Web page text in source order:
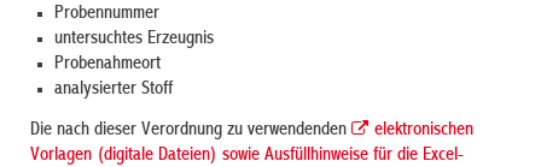
Probennummer
untersuchtes Erzeugnis
Probenahmeort
analysierter Stoff
Die nach dieser Verordnung zu verwendenden
elektronischen
Vorlagen (digitale Dateien) sowie Ausfüllhinweise für die Excel-